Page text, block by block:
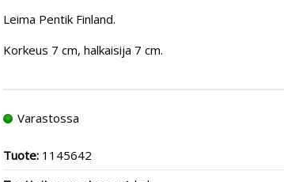
Leima Pentik Finland.
Korkeus 7 cm, halkaisija 7 cm.
Varastossa
Tuote: 1145642